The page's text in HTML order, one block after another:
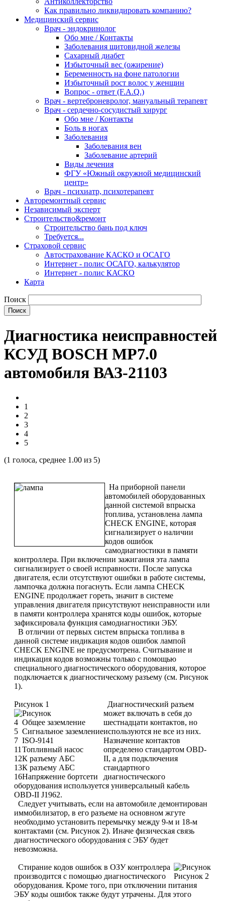
Как правильно ликвидировать компанию?
Медицинский сервис
Врач - эндокринолог
Обо мне / Контакты
Заболевания щитовидной железы
Сахарный диабет
Избыточный вес (ожирение)
Беременность на фоне патологии
Избыточный рост волос у женщин
Вопрос - ответ (F.A.Q.)
Врач - вертеброневролог, мануальный терапевт
Врач - сердечно-сосудистый хирург
Обо мне / Контакты
Боль в ногах
Заболевания
Заболевания вен
Заболевание артерий
Виды лечения
ФГУ «Южный окружной медицинский
центр»
Врач - психиатр, психотерапевт
Авторемонтный сервис
Независимый эксперт
Строительство&ремонт
Строительство бань под ключ
Требуется...
Страховой сервис
Автострахование КАСКО и ОСАГО
Интернет - полис ОСАГО, калькулятор
Интернет - полис КАСКО
Карта
Поиск
Диагностика неисправностей
КСУД BOSCH MP7.0
автомобиля ВАЗ-21103
1
2
3
4
5
(1 голоса, среднее 1.00 из 5)
На приборной панели
автомобилей оборудованных
данной системой впрыска
топлива, установлена лампа
CHECK ENGINE, которая
сигнализирует о наличии
кодов ошибок
самодиагностики в памяти
контроллера. При включении зажигания эта лампа
сигнализирует о своей исправности. После запуска
двигателя, если отсутствуют ошибки в работе системы,
лампочка должна погаснуть. Если лампа CHECK
ENGINE продолжает гореть, значит в системе
управления двигателя присутствуют неисправности или
в памяти контроллера хранятся коды ошибок, которые
зафиксировала функция самодиагностики ЭБУ.
В отличии от первых систем впрыска топлива в
данной системе индикация кодов ошибок лампой
CHECK ENGINE не предусмотрена. Считывание и
индикация кодов возможны только с помощью
специального диагностического оборудования, которое
подключается к диагностическому разъему (см. Рисунок
1).
Рисунок 1
4 Общее заземление
5 Сигнальное заземление
7 ISO-9141
11 Топливный насос
12К разъему АБС
13К разъему АБС
16Напряжение бортсети
Диагностический разъем
может включать в себя до
шестнадцати контактов, но
используются не все из них.
Назначение контактов
определено стандартом OBD-
II, а для подключения
стандартного
диагностического
оборудования используется универсальный кабель
OBD-II J1962.
Следует учитывать, если на автомобиле демонтирован
иммобилизатор, в его разъеме на основном жгуте
необходимо установить перемычку между 9-м и 18-м
контактами (см. Рисунок 2). Иначе физическая связь
диагностического оборудования с ЭБУ будет
невозможна.
Рисунок 2
Стирание кодов ошибок в ОЗУ контроллера
производится с помощью диагностического
оборудования. Кроме того, при отключении питания
ЭБУ коды ошибок также будут утрачены. Для этого